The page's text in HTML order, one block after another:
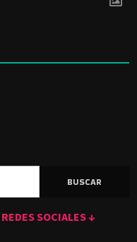
SOCIALES ↓